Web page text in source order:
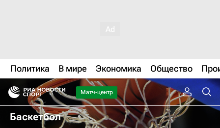
Политика В мире Экономика Общество
Матч-центр
Баскетбол